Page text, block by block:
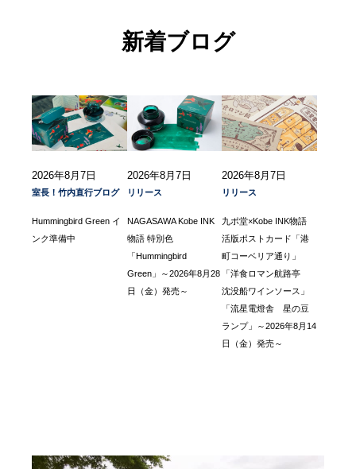
新着ブログ
2026年8月7日
室長！竹内直行ブログ
Hummingbird Green イ
ンク準備中
2026年8月7日
リリース
NAGASAWA Kobe INK
物語 特別色
「Hummingbird
Green」～2026年8月28
日（金）発売～
2026年8月7日
リリース
九ポ堂×Kobe INK物語
活版ポストカード「港
町コーベリア通り」
「洋食ロマン航路亭
沈没船ワインソース」
「流星電燈舎 星の豆
ランプ」～2026年8月14
日（金）発売～